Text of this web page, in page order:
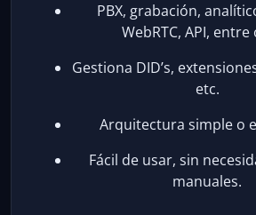
PBX, grabación,
WebRTC, API, entre
Gestiona DID’s,
etc.
Arquitectura simple o
Fácil de usar, sin
manuales.